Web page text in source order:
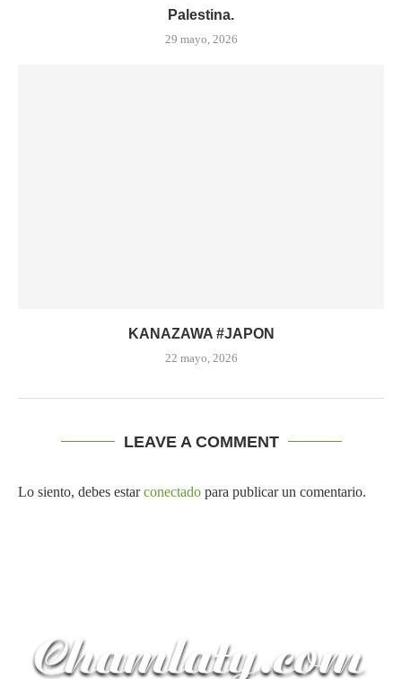
Palestina.
29 mayo, 2026
KANAZAWA #JAPON
22 mayo, 2026
LEAVE A COMMENT
Lo siento, debes estarconectado para publicar un comentario.